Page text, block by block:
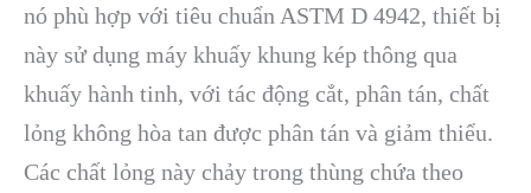
nó phù hợp với tiêu chuẩn ASTM D 4942, thiết bị
này sử dụng máy khuấy khung kép thông qua
khuấy hành tinh, với tác động cắt, phân tán, chất
lỏng không hòa tan được phân tán và giảm thiểu.
Các chất lỏng này chảy trong thùng chứa theo